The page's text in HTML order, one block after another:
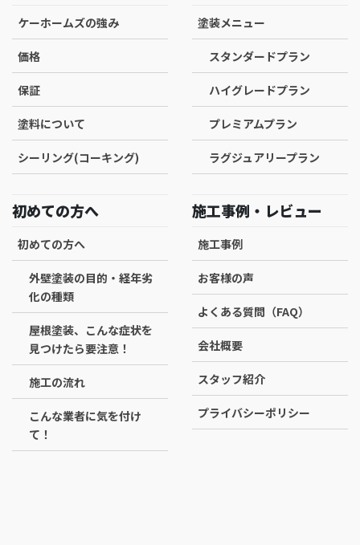
ケーホームズの強み
価格
保証
塗料について
シーリング(コーキング)
塗装メニュー
スタンダードプラン
ハイグレードプラン
プレミアムプラン
ラグジュアリープラン
初めての方へ
初めての方へ
外壁塗装の目的・経年劣
化の種類
屋根塗装、こんな症状を
見つけたら要注意！
施工の流れ
こんな業者に気を付け
て！
施工事例・レビュー
施工事例
お客様の声
よくある質問（FAQ）
会社概要
スタッフ紹介
プライバシーポリシー